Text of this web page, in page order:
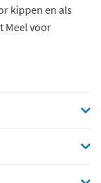
kippen en als
Meel voor